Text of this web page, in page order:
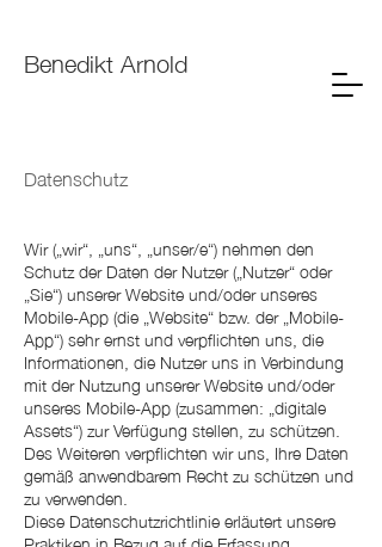
Benedikt Arnold
Datenschutz
Wir („wir“, „uns“, „unser/e“) nehmen den
Schutz der Daten der Nutzer („Nutzer“ oder
„Sie“) unserer Website und/oder unseres
Mobile-App (die „Website“ bzw. der „Mobile-
App“) sehr ernst und verpflichten uns, die
Informationen, die Nutzer uns in Verbindung
mit der Nutzung unserer Website und/oder
unseres Mobile-App (zusammen: „digitale
Assets“) zur Verfügung stellen, zu schützen.
Des Weiteren verpflichten wir uns, Ihre Daten
gemäß anwendbarem Recht zu schützen und
zu verwenden.
Diese Datenschutzrichtlinie erläutert unsere